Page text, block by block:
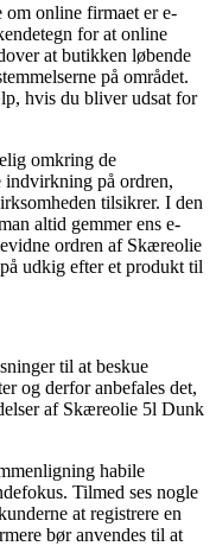
online firmaet er e-
for at online
at butikken løbende
på området.
hvis du bliver udsat for
omkring de
indvirkning på ordren,
tilsikrer. I den
altid gemmer ens e-
ordren af Skæreolie
udkig efter et produkt til
til at beskue
og derfor anbefales det,
af Skæreolie 5l Dunk
habile
Tilmed ses nogle
at registrere en
bør anvendes til at